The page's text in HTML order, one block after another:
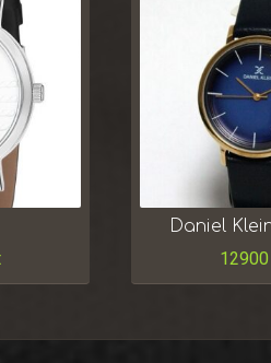
Daniel
12900